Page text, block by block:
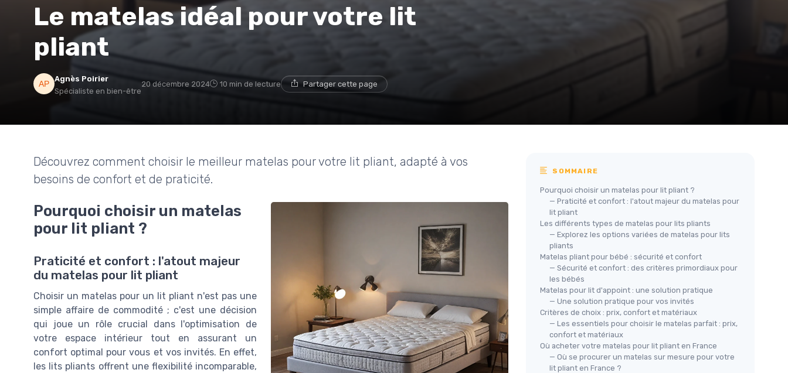
Le matelas idéal pour votre lit
pliant
Agnès Poirier
Spécialiste en bien-être
20 décembre 2024 10 min de lecture Partager cette page
Découvrez comment choisir le meilleur matelas pour votre lit pliant, adapté à vos
besoins de confort et de praticité.
Pourquoi choisir un matelas
pour lit pliant ?
Praticité et confort : l'atout majeur
du matelas pour lit pliant
Choisir un matelas pour un lit pliant n'est pas une
simple affaire de commodité ; c'est une décision
qui joue un rôle crucial dans l'optimisation de
votre espace intérieur tout en assurant un
confort optimal pour vous et vos invités. En effet,
les lits pliants offrent une flexibilité incomparable,
SOMMAIRE
Pourquoi choisir un matelas pour lit pliant ?
— Praticité et confort : l'atout majeur du matelas pour
lit pliant
Les différents types de matelas pour lits pliants
— Explorez les options variées de matelas pour lits
pliants
Matelas pliant pour bébé : sécurité et confort
— Sécurité et confort : des critères primordiaux pour
les bébés
Matelas pour lit d'appoint : une solution pratique
— Une solution pratique pour vos invités
Critères de choix : prix, confort et matériaux
— Les essentiels pour choisir le matelas parfait : prix,
confort et matériaux
Où acheter votre matelas pour lit pliant en France
— Où se procurer un matelas sur mesure pour votre
lit pliant en France ?